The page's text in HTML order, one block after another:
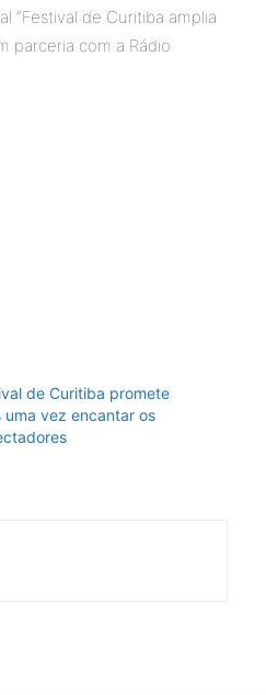
“Festival de Curitiba amplia
parceria com a Rádio
de Curitiba promete
uma vez encantar os